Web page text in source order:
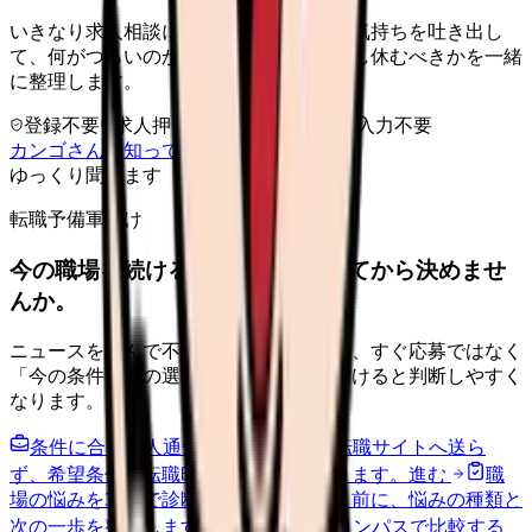
いきなり求人相談には進みません。今の気持ちを吐き出し
て、何がつらいのか、辞めるべきか、少し休むべきかを一緒
に整理します。
登録不要 求人押し売りなし
病院名は入力不要
カンゴさんを知ってから相談する
ゆっくり聞きます
転職予備軍向け
今の職場を続けるか、条件を比べてから決めませ
んか。
ニュースを読んで不安が強くなった時は、すぐ応募ではなく
「今の条件・他の選択肢・相談先」を分けると判断しやすく
なります。
条件に合う求人通知を受け取る
外部転職サイトへ送ら
ず、希望条件と転職時期を自社で預かります。 進む
職
場の悩みを30秒で診断辞めるべきか迷う前に、悩みの種類と
次の一歩を整理します。
進む 給料コンパスで比較する